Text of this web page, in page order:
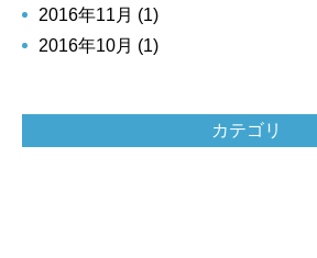
2016年11月 (1)
2016年10月 (1)
カテゴリ